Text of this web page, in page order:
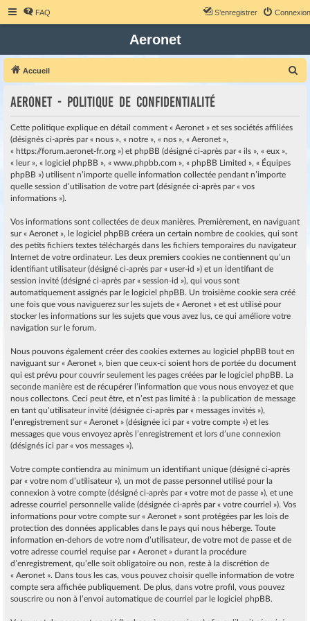
FAQ Connexion
S’enregistrer
Aeronet
Accueil
r
Aeronet - Politique de confidentialité
Cette politique explique en détail comment « Aeronet » et ses sociétés affiliées
(désignés ci-après par « nous », « notre », « nos », « Aeronet »,
« https://forum.aeronet-fr.org ») et phpBB (désigné ci-après par « ils », « eux »,
« leur », « logiciel phpBB », « www.phpbb.com », « phpBB Limited », « Équipes
phpBB ») utilisent n’importe quelle information collectée pendant n’importe
quelle session d’utilisation de votre part (désignée ci-après par « vos
informations »).
Vos informations sont collectées de deux manières. Premièrement, en naviguant
sur « Aeronet », le logiciel phpBB créera un certain nombre de cookies, qui sont
des petits fichiers textes téléchargés dans les fichiers temporaires du navigateur
Internet de votre ordinateur. Les deux premiers cookies ne contiennent qu’un
identifiant utilisateur (désigné ci-après par « user-id ») et un identifiant de
session invité (désigné ci-après par « session-id »), qui vous sont
automatiquement assignés par le logiciel phpBB. Un troisième cookie sera créé
une fois que vous naviguerez sur les sujets de « Aeronet » et est utilisé pour
stocker les informations sur les sujets que vous avez lus, ce qui améliore votre
navigation sur le forum.
Nous pouvons également créer des cookies externes au logiciel phpBB tout en
naviguant sur « Aeronet », bien que ceux-ci soient hors de portée du document
qui est prévu pour couvrir seulement les pages créées par le logiciel phpBB. La
seconde manière est de récupérer l’information que vous nous envoyez et que
nous collectons. Ceci peut être, et n’est pas limité à : la publication de message
en tant qu’utilisateur invité (désignée ci-après par « messages invités »),
l’enregistrement sur « Aeronet » (désignée ici par « votre compte ») et les
messages que vous envoyez après l’enregistrement et lors d’une connexion
(désignés ici par « vos messages »).
Votre compte contiendra au minimum un identifiant unique (désigné ci-après
par « votre nom d’utilisateur »), un mot de passe personnel utilisé pour la
connexion à votre compte (désigné ci-après par « votre mot de passe »), et une
adresse courriel personnelle valide (désignée ci-après par « votre courriel »). Vos
informations pour votre compte sur « Aeronet » sont protégées par les lois de
protection des données applicables dans le pays qui nous héberge. Toute
information en-dehors de votre nom d’utilisateur, de votre mot de passe et de
votre adresse courriel requise par « Aeronet » durant la procédure
d’enregistrement, qu’elle soit obligatoire ou non, reste à la discrétion de
« Aeronet ». Dans tous les cas, vous pouvez choisir quelle information de votre
compte sera affichée publiquement. De plus, dans votre profil, vous pouvez
souscrire ou non à l’envoi automatique de courriel par le logiciel phpBB.